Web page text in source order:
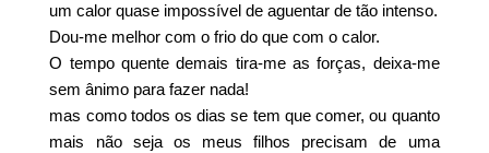
um calor quase impossível de aguentar de tão intenso.
Dou-me melhor com o frio do que com o calor.
O tempo quente demais tira-me as forças, deixa-me
sem ânimo para fazer nada!
mas como todos os dias se tem que comer, ou quanto
mais não seja os meus filhos precisam de uma